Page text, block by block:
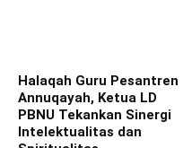
Halaqah Guru Pesantren
Annuqayah, Ketua LD
PBNU Tekankan Sinergi
Intelektualitas dan